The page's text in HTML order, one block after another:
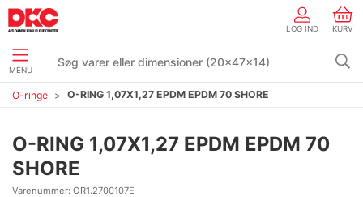
LOG IND KURV
MENU
O-ringe O-RING 1,07X1,27 EPDM EPDM 70 SHORE
O-RING 1,07X1,27 EPDM EPDM 70
SHORE
Varenummer: OR1.2700107E